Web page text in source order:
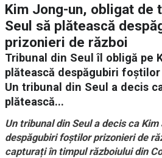
Kim Jong-un, obligat de
Seul să plătească
prizonieri de război
Tribunal din Seul îl obligă pe
plătească despăgubiri
Un tribunal din Seul a decis
plătească...
Un tribunal din Seul a decis ca
despăgubiri foștilor prizonieri de
capturați în timpul războiului din